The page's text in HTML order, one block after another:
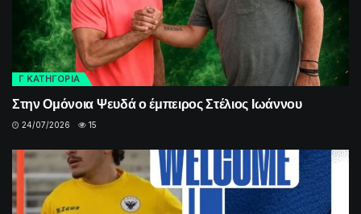
Γ ΚΑΤΗΓΟΡΙΑ
Στην Ομόνοια Ψευδά ο έμπειρος Στέλιος Ιωάννου
24/07/2026 15